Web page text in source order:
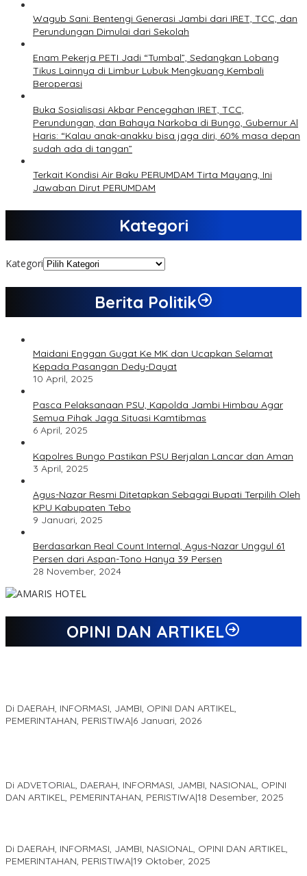
Wagub Sani: Bentengi Generasi Jambi dari IRET, TCC, dan
Perundungan Dimulai dari Sekolah
Enam Pekerja PETI Jadi “Tumbal”, Sedangkan Lobang
Tikus Lainnya di Limbur Lubuk Mengkuang Kembali
Beroperasi
Buka Sosialisasi Akbar Pencegahan IRET, TCC,
Perundungan, dan Bahaya Narkoba di Bungo, Gubernur Al
Haris: “Kalau anak-anakku bisa jaga diri, 60% masa depan
sudah ada di tangan”
Terkait Kondisi Air Baku PERUMDAM Tirta Mayang, Ini
Jawaban Dirut PERUMDAM
Kategori
Kategori
Berita Politik
Maidani Enggan Gugat Ke MK dan Ucapkan Selamat
Kepada Pasangan Dedy-Dayat
10 April, 2025
Pasca Pelaksanaan PSU, Kapolda Jambi Himbau Agar
Semua Pihak Jaga Situasi Kamtibmas
6 April, 2025
Kapolres Bungo Pastikan PSU Berjalan Lancar dan Aman
3 April, 2025
Agus-Nazar Resmi Ditetapkan Sebagai Bupati Terpilih Oleh
KPU Kabupaten Tebo
9 Januari, 2025
Berdasarkan Real Count Internal, Agus-Nazar Unggul 61
Persen dari Aspan-Tono Hanya 39 Persen
28 November, 2024
OPINI DAN ARTIKEL
Di DAERAH, INFORMASI, JAMBI, OPINI DAN ARTIKEL,
PEMERINTAHAN, PERISTIWA|6 Januari, 2026
Di ADVETORIAL, DAERAH, INFORMASI, JAMBI, NASIONAL, OPINI
DAN ARTIKEL, PEMERINTAHAN, PERISTIWA|18 Desember, 2025
Di DAERAH, INFORMASI, JAMBI, NASIONAL, OPINI DAN ARTIKEL,
PEMERINTAHAN, PERISTIWA|19 Oktober, 2025